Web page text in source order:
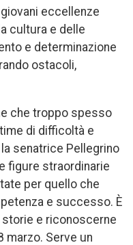
eccellenze
cultura e delle
e determinazione
ostacoli,
che troppo spesso
di difficoltà e
senatrice Pellegrino
figure straordinarie
per quello che
e successo. È
e riconoscerne
marzo. Serve un